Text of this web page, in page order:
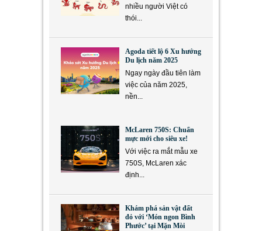
nhiều người Việt có
thói...
Agoda tiết lộ 6 Xu hướng
Du lịch năm 2025
Ngay ngày đầu tiên làm
việc của năm 2025,
nền...
McLaren 750S: Chuẩn
mực mới cho siêu xe!
Với việc ra mắt mẫu xe
750S, McLaren xác
định...
Khám phá sản vật đất
đỏ với ‘Món ngon Bình
Phước’ tại Mặn Mòi